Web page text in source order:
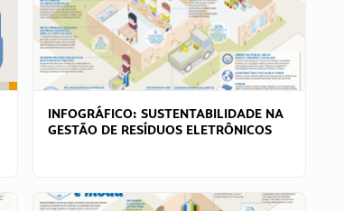
INFOGRÁFICO: SUSTENTABILIDADE NA
GESTÃO DE RESÍDUOS ELETRÔNICOS